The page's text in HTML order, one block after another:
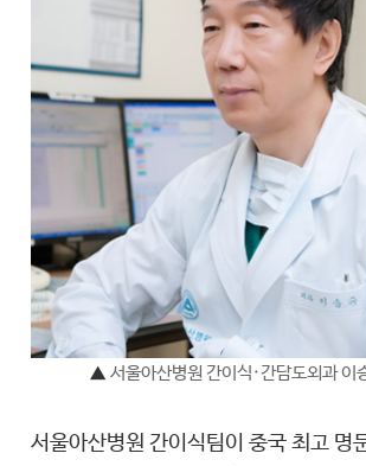
▲ 서울아산병원 간이식·간담도외과 이
서울아산병원 간이식팀이 중국 최고 명